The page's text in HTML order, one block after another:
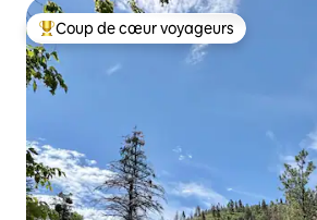
Coups de cœur voyageurs les plus
Coup de cœur voyageurs